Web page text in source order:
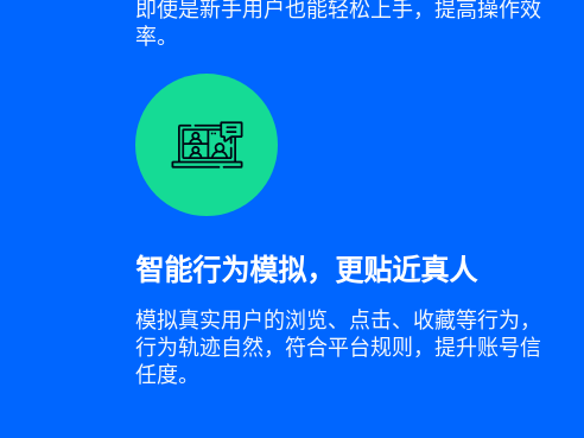
即使是新手用户也能轻松上手，提高操作效
率。
智能行为模拟，更贴近真人
模拟真实用户的浏览、点击、收藏等行为，
行为轨迹自然，符合平台规则，提升账号信
任度。